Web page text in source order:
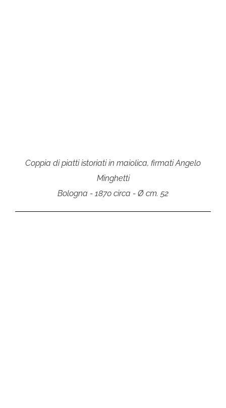
Coppia di piatti istoriati in maiolica, firmati Angelo
Minghetti
Bologna - 1870 circa - Ø cm. 52